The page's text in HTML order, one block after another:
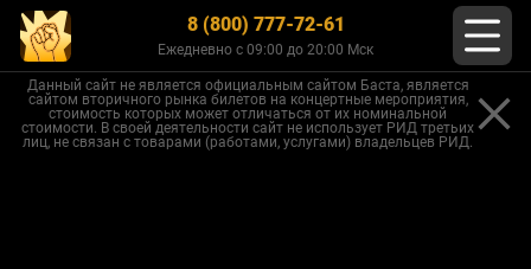
8 (800) 777-72-61
Ежедневно с 09:00 до 20:00 Мск
Данный сайт не является официальным сайтом Баста, является
сайтом вторичного рынка билетов на концертные мероприятия,
стоимость которых может отличаться от их номинальной
стоимости. В своей деятельности сайт не использует РИД третьих
лиц, не связан с товарами (работами, услугами) владельцев РИД.